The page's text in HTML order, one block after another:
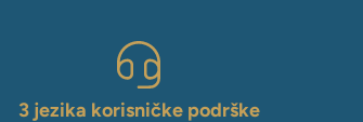
3 jezika korisničke podrške